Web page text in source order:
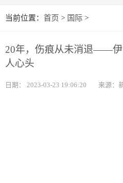
当前位置： 首页 > 国际 >
20年，伤痕从未消退——伊
人心头
日期： 2023-03-23 19:06:20 来源：